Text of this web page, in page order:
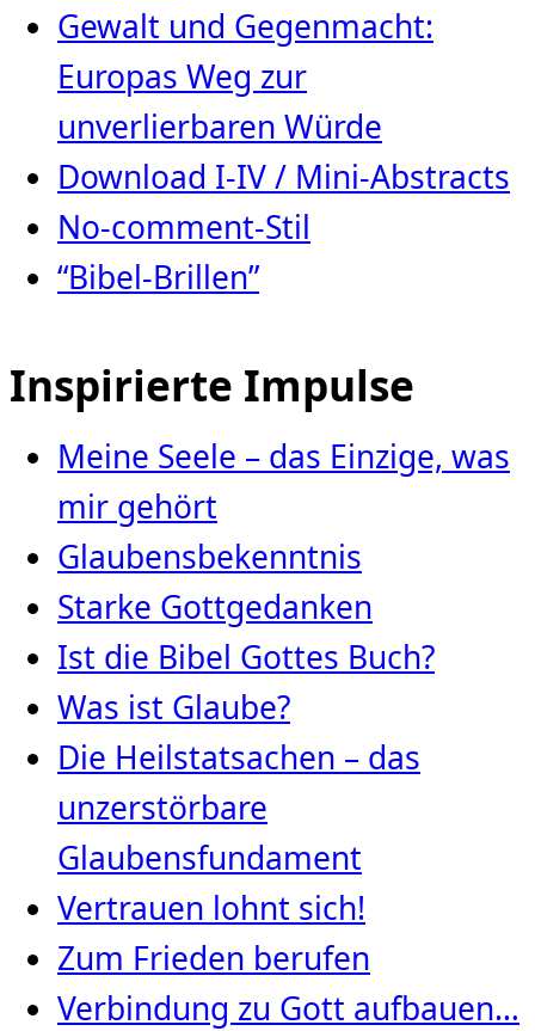
Gewalt und Gegenmacht:
Europas Weg zur
unverlierbaren Würde
Download I-IV / Mini-Abstracts
No-comment-Stil
“Bibel-Brillen”
Inspirierte Impulse
Meine Seele – das Einzige, was
mir gehört
Glaubensbekenntnis
Starke Gottgedanken
Ist die Bibel Gottes Buch?
Was ist Glaube?
Die Heilstatsachen – das
unzerstörbare
Glaubensfundament
Vertrauen lohnt sich!
Zum Frieden berufen
Verbindung zu Gott aufbauen…